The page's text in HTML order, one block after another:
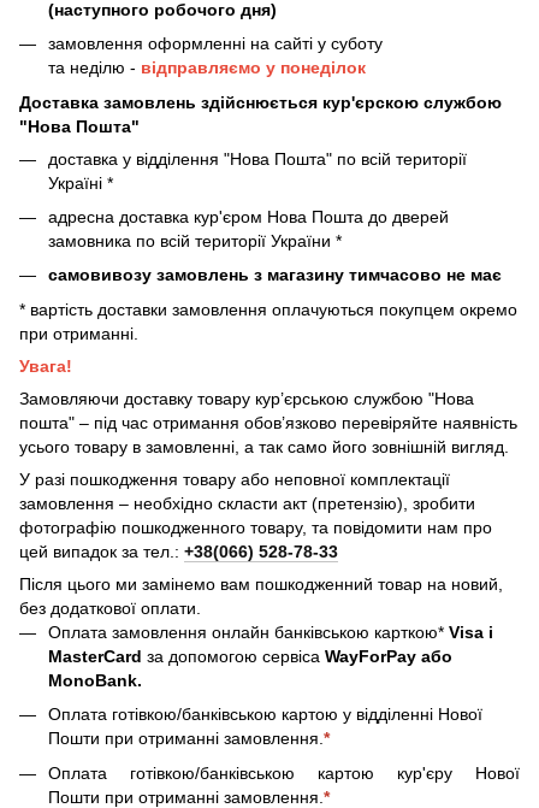
(наступного робочого дня)
замовлення оформленні на сайті у суботу
та неділю - відправляємо у понеділок
Доставка замовлень здійснюється кур'єрскою службою
"Нова Пошта"
доставка у відділення "Нова Пошта" по всій території
Україні *
адресна доставка кур'єром Нова Пошта до дверей
замовника по всій території України *
самовивозу замовлень з магазину тимчасово не має
* вартість доставки замовлення оплачуються покупцем окремо
при отриманні.
Увага!
Замовляючи доставку товару кур’єрською службою "Нова
пошта" – під час отримання обов’язково перевіряйте наявність
усього товару в замовленні, а так само його зовнішній вигляд.
У разі пошкодження товару або неповної комплектації
замовлення – необхідно скласти акт (претензію), зробити
фотографію пошкодженного товару, та повідомити нам про
цей випадок за тел.: +38(066) 528-78-33
Після цього ми замінемо вам пошкодженний товар на новий,
без додаткової оплати.
Оплата замовлення онлайн банківською карткою* Visa і
MasterCard за допомогою сервіса WayForPay або
MonoBank.
Оплата готівкою/банківською картою у відділенні Нової
Пошти при отриманні замовлення. *
Оплата готівкою/банківською картою кур'єру Нової
Пошти при отриманні замовлення. *